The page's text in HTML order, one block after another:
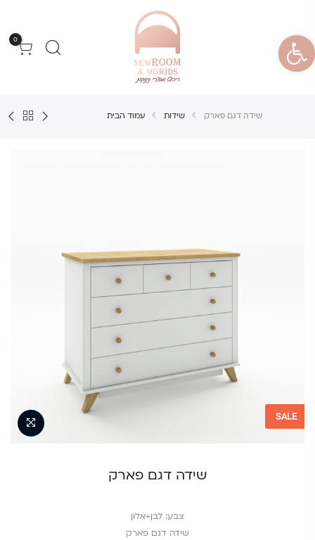
פתח סרגל נגישות 0
עמוד הבית שידות שידה דגם פארק
SALE
שידה דגם פארק
צבע: לבן+אלון
שידה דגם פארק